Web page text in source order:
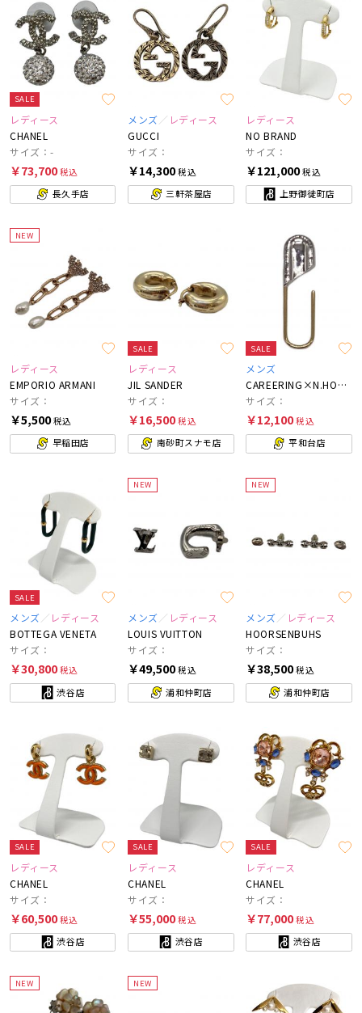
SALE
レディース
CHANEL
サイズ：-
￥73,700税込
長久手店
メンズ
レディース
GUCCI
サイズ：
￥14,300税込
三軒茶屋店
レディース
NO BRAND
サイズ：
￥121,000税込
上野御徒町店
NEW
レディース
EMPORIO ARMANI
サイズ：
￥5,500税込
早稲田店
SALE
レディース
JIL SANDER
サイズ：
￥16,500税込
南砂町スナモ店
SALE
メンズ
CAREERING×N.HOOLYWOOD
サイズ：
￥12,100税込
平和台店
SALE
メンズ
レディース
BOTTEGA VENETA
サイズ：
￥30,800税込
渋谷店
NEW
メンズ
レディース
LOUIS VUITTON
サイズ：
￥49,500税込
浦和仲町店
NEW
メンズ
レディース
HOORSENBUHS
サイズ：
￥38,500税込
浦和仲町店
SALE
レディース
CHANEL
サイズ：
￥60,500税込
渋谷店
SALE
レディース
CHANEL
サイズ：
￥55,000税込
渋谷店
SALE
レディース
CHANEL
サイズ：
￥77,000税込
渋谷店
NEW NEW